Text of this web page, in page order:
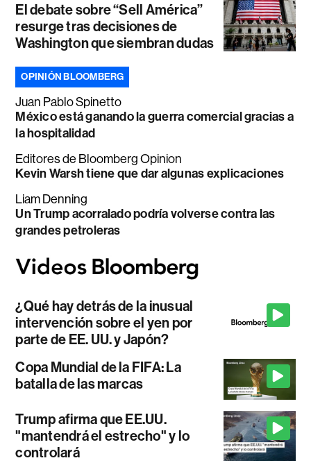
El debate sobre “Sell América”
resurge tras decisiones de
Washington que siembran dudas
OPINIÓN BLOOMBERG
Juan Pablo Spinetto
México está ganando la guerra comercial gracias a
la hospitalidad
Editores de Bloomberg Opinion
Kevin Warsh tiene que dar algunas explicaciones
Liam Denning
Un Trump acorralado podría volverse contra las
grandes petroleras
¿Qué hay detrás de la inusual
intervención sobre el yen por
parte de EE. UU. y Japón?
Copa Mundial de la FIFA: La
batalla de las marcas
Trump afirma que EE.UU.
"mantendrá el estrecho" y lo
controlará